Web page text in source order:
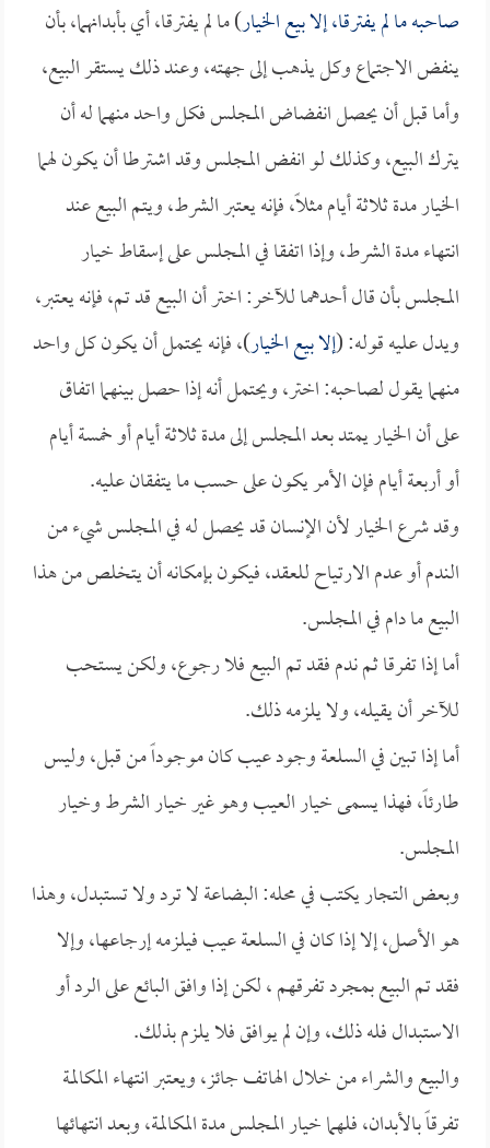
صاحبه ما لم يفترقا، إلا بيع الخيار) ما لم يفترقا، أي بأبدانهما، بأن
ينفض الاجتماع وكل يذهب إلى جهته، وعند ذلك يستقر البيع،
وأما قبل أن يحصل انفضاض المجلس فكل واحد منهما له أن
يترك البيع، وكذلك لو انفض المجلس وقد اشترطا أن يكون لهما
الخيار مدة ثلاثة أيام مثلاً، فإنه يعتبر الشرط، ويتم البيع عند
انتهاء مدة الشرط، وإذا اتفقا في المجلس على إسقاط خيار
المجلس بأن قال أحدهما للآخر: اختر أن البيع قد تم، فإنه يعتبر،
ويدل عليه قوله: (إلا بيع الخيار)، فإنه يحتمل أن يكون كل واحد
منهما يقول لصاحبه: اختر، ويحتمل أنه إذا حصل بينهما اتفاق
على أن الخيار يمتد بعد المجلس إلى مدة ثلاثة أيام أو خمسة أيام
أو أربعة أيام فإن الأمر يكون على حسب ما يتفقان عليه.
وقد شرع الخيار لأن الإنسان قد يحصل له في المجلس شيء من
الندم أو عدم الارتياح للعقد، فيكون بإمكانه أن يتخلص من هذا
البيع ما دام في المجلس.
أما إذا تفرقا ثم ندم فقد تم البيع فلا رجوع، ولكن يستحب
للآخر أن يقيله، ولا يلزمه ذلك.
أما إذا تبين في السلعة وجود عيب كان موجوداً من قبل، وليس
طارئاً، فهذا يسمى خيار العيب وهو غير خيار الشرط وخيار
المجلس.
وبعض التجار يكتب في محله: البضاعة لا ترد ولا تستبدل، وهذا
هو الأصل، إلا إذا كان في السلعة عيب فيلزمه إرجاعها، وإلا
فقد تم البيع بمجرد تفرقهم ، لكن إذا وافق البائع على الرد أو
الاستبدال فله ذلك، وإن لم يوافق فلا يلزم بذلك.
والبيع والشراء من خلال الهاتف جائز، ويعتبر انتهاء المكالمة
تفرقاً بالأبدان، فلهما خيار المجلس مدة المكالمة، وبعد انتهائها